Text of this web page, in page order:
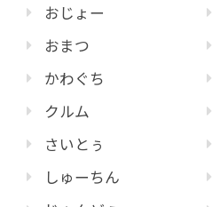
おじょー
おまつ
かわぐち
クルム
さいとぅ
しゅーちん